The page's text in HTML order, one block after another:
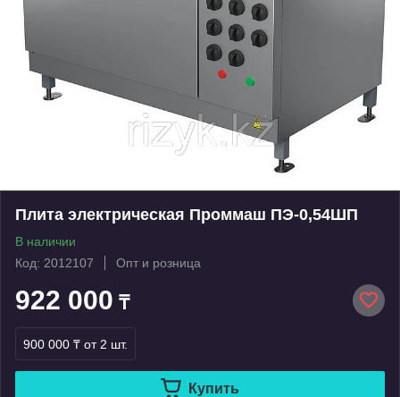
Плита электрическая Проммаш ПЭ-0,54ШП
В наличии
Код: 2012107
Опт и розница
922 000 ₸
900 000 ₸ от 2 шт.
Купить